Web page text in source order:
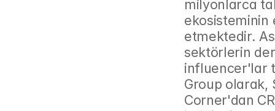
milyonlarca
ekosisteminin
etmektedir.
sektörlerin
influencer'lar
Group olarak,
Corner'dan